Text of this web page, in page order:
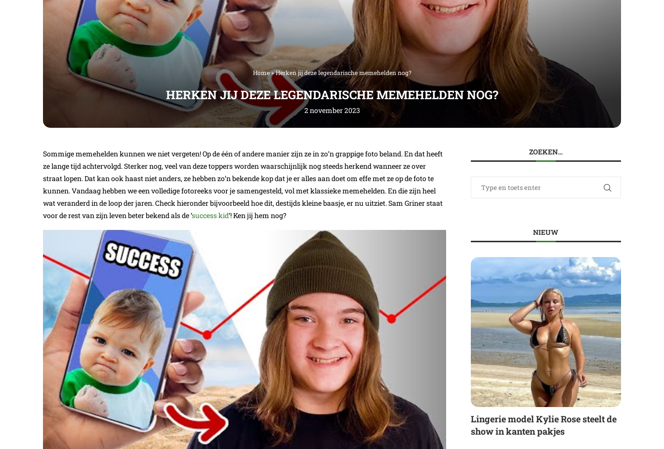
Home»Herken jij deze legendarische memehelden nog?
HERKEN JIJ DEZE LEGENDARISCHE MEMEHELDEN NOG?
2 november 2023
Sommige memehelden kunnen we niet vergeten! Op de één of andere manier zijn ze in zo’n grappige foto beland. En dat heeft
ze lange tijd achtervolgd. Sterker nog, veel van deze toppers worden waarschijnlijk nog steeds herkend wanneer ze over
straat lopen. Dat kan ook haast niet anders, ze hebben zo’n bekende kop dat je er alles aan doet om effe met ze op de foto te
kunnen. Vandaag hebben we een volledige fotoreeks voor je samengesteld, vol met klassieke memehelden. En die zijn heel
wat veranderd in de loop der jaren. Check hieronder bijvoorbeeld hoe dit, destijds kleine baasje, er nu uitziet. Sam Griner staat
voor de rest van zijn leven beter bekend als de ‘success kid‘! Ken jij hem nog?
ZOEKEN…
NIEUW
Lingerie model Kylie Rose steelt de
show in kanten pakjes